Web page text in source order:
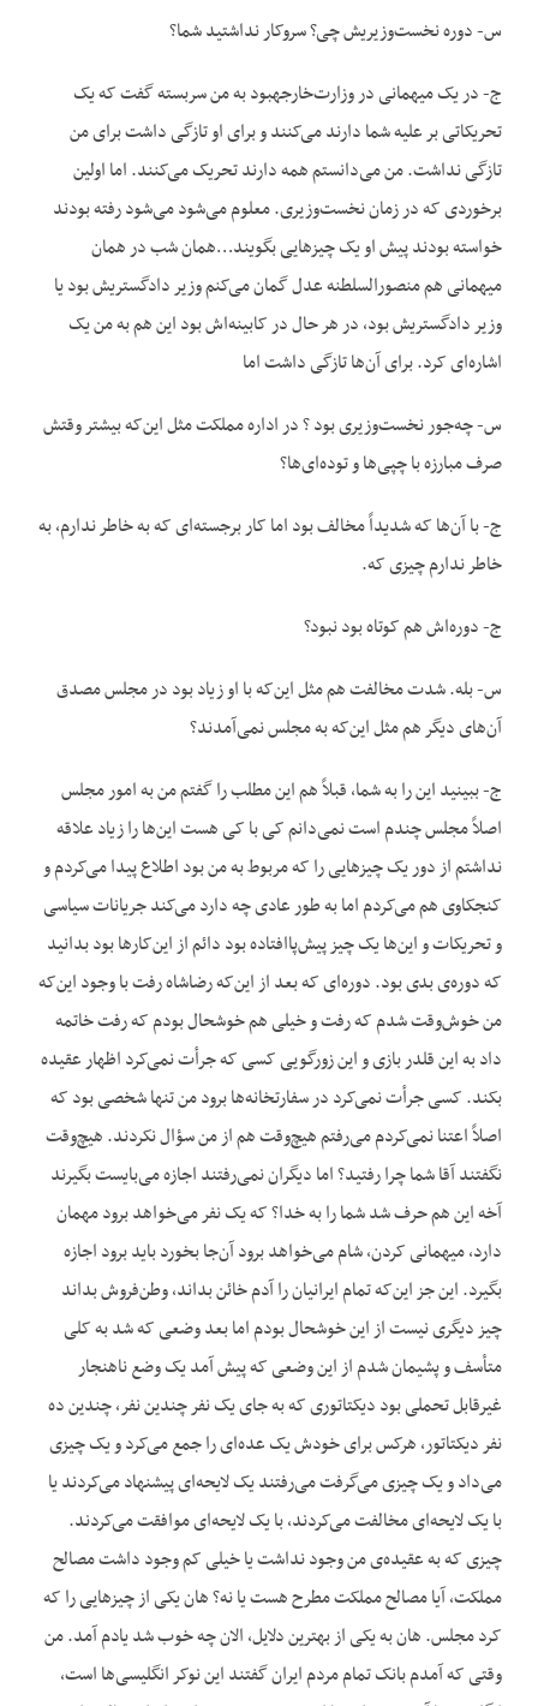
س- دوره نخست‌وزیریش چی؟ سروکار نداشتید شما؟
ج- در یک میهمانی در وزارت‌خارجهبود به من سربسته گفت که یک
تحریکاتی بر علیه شما دارند می‌کنند و برای او تازگی داشت برای من
تازگی نداشت. من می‌دانستم همه دارند تحریک می‌کنند. اما اولین
برخوردی که در زمان نخست‌وزیری. معلوم می‌شود می‌شود رفته بودند
خواسته بودند پیش او یک چیزهایی بگویند…همان شب در همان
میهمانی هم منصورالسلطنه عدل گمان می‌کنم وزیر دادگستریش بود یا
وزیر دادگستریش بود، در هر حال در کابینه‌اش بود این هم به من یک
اشاره‌ای کرد. برای آن‌ها تازگی داشت اما
س- چه‌جور نخست‌وزیری بود ؟ در اداره مملکت مثل این‌که بیشتر وقتش
صرف مبارزه با چپی‌ها و توده‌ای‌ها؟
ج- با آن‌ها که شدیداً مخالف بود اما کار برجسته‌ای که به خاطر ندارم، به
خاطر ندارم چیزی که.
ج- دوره‌اش هم کوتاه بود نبود؟
س- بله. شدت مخالفت هم مثل این‌که با او زیاد بود در مجلس مصدق
آن‌های دیگر هم مثل این‌که به مجلس نمی‌آمدند؟
ج- ببینید این را به شما، قبلاً هم این مطلب را گفتم من به امور مجلس
اصلاً مجلس چندم است نمی‌دانم کی با کی هست این‌ها را زیاد علاقه
نداشتم از دور یک چیزهایی را که مربوط به من بود اطلاع پیدا می‌کردم و
کنجکاوی هم می‌کردم اما به طور عادی چه دارد می‌کند جریانات سیاسی
و تحریکات و این‌ها یک چیز پیش‌پاافتاده بود دائم از این‌کارها بود بدانید
که دوره‌ی بدی بود. دوره‌ای که بعد از این‌که رضاشاه رفت با وجود این‌که
من خوش‌وقت شدم که رفت و خیلی هم خوشحال بودم که رفت خاتمه
داد به این قلدر بازی و این زورگویی کسی که جرأت نمی‌کرد اظهار عقیده
بکند. کسی جرأت نمی‌کرد در سفارتخانه‌ها برود من تنها شخصی بود که
اصلاً اعتنا نمی‌کردم می‌رفتم هیچ‌وقت هم از من سؤال نکردند. هیچ‌وقت
نگفتند آقا شما چرا رفتید؟ اما دیگران نمی‌رفتند اجازه می‌بایست بگیرند
آخه این هم حرف شد شما را به خدا؟ که یک نفر می‌خواهد برود مهمان
دارد، میهمانی کردن، شام می‌خواهد برود آن‌جا بخورد باید برود اجازه
بگیرد. این جز این‌که تمام ایرانیان را آدم خائن بداند، وطن‌فروش بداند
چیز دیگری نیست از این خوشحال بودم اما بعد وضعی که شد به کلی
متأسف و پشیمان شدم از این وضعی که پیش آمد یک وضع ناهنجار
غیرقابل تحملی بود دیکتاتوری که به جای یک نفر چندین نفر، چندین ده
نفر دیکتاتور، هرکس برای خودش یک عده‌ای را جمع می‌کرد و یک چیزی
می‌داد و یک چیزی می‌گرفت می‌رفتند یک لایحه‌ای پیشنهاد می‌کردند یا
با یک لایحه‌ای مخالفت می‌کردند، با یک لایحه‌ای موافقت می‌کردند.
چیزی که به عقیده‌ی من وجود نداشت یا خیلی کم وجود داشت مصالح
مملکت، آیا مصالح مملکت مطرح هست یا نه؟ هان یکی از چیزهایی را که
کرد مجلس. هان به یکی از بهترین دلایل، الان چه خوب شد یادم آمد. من
وقتی که آمدم بانک تمام مردم ایران گفتند این نوکر انگلیسی‌ها است،